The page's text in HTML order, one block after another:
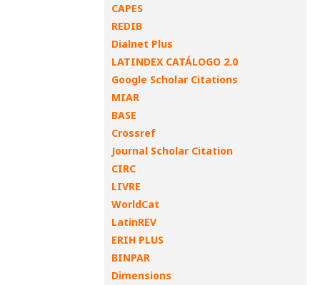
CAPES
REDIB
Dialnet Plus
LATINDEX CATÁLOGO 2.0
Google Scholar Citations
MIAR
BASE
Crossref
Journal Scholar Citation
CIRC
LIVRE
WorldCat
LatinREV
ERIH PLUS
BINPAR
Dimensions